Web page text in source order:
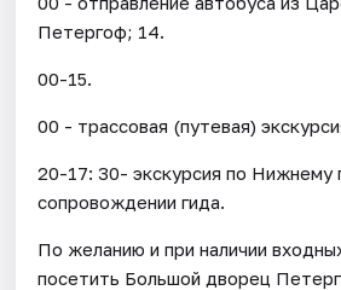
Петергоф; 14.
00-15.
00 - трассовая (путевая)
20-17: 30- экскурсия по Нижнему
сопровождении гида.
По желанию и при наличии
посетить Большой дворец